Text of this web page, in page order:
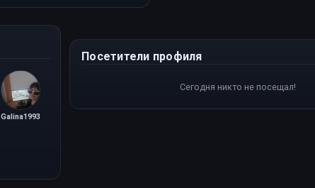
Galina1993
Посетители профиля
Сегодня никто не посещал!